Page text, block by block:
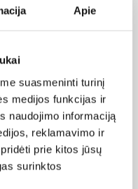
Apie
suasmeninti turinį
medijos funkcijas ir
naudojimo informaciją
reklamavimo ir
prie kitos jūsų
surinktos